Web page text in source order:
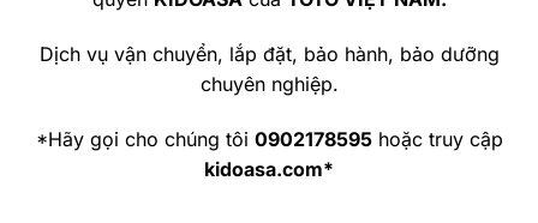
Dịch vụ vận chuyển, lắp đặt, bảo hành, bảo dưỡng
chuyên nghiệp.
*Hãy gọi cho chúng tôi 0902178595hoặc truy cập
kidoasa.com*